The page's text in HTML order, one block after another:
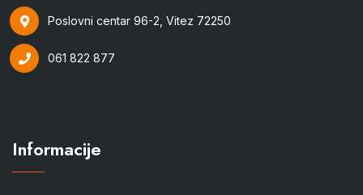
Poslovni centar 96-2, Vitez 72250
061 822 877
Informacije